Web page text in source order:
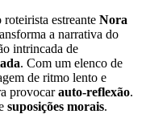
estreante Nora
a narrativa do
intrincada de
. Com um elenco de
de ritmo lento e
provocarauto-reflexão.
suposições morais.